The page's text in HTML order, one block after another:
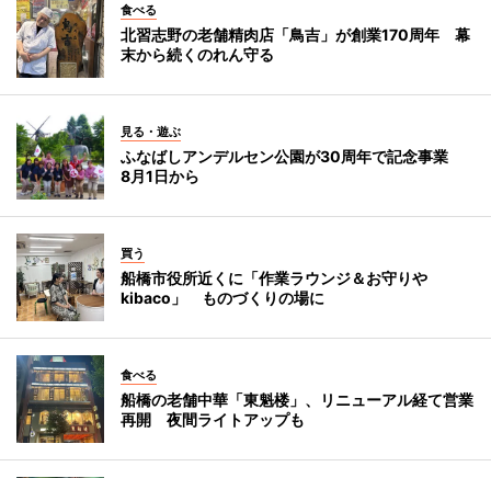
食べる
北習志野の老舗精肉店「鳥吉」が創業170周年 幕
末から続くのれん守る
見る・遊ぶ
ふなばしアンデルセン公園が30周年で記念事業
8月1日から
買う
船橋市役所近くに「作業ラウンジ＆お守りや
kibaco」 ものづくりの場に
食べる
船橋の老舗中華「東魁楼」、リニューアル経て営業
再開 夜間ライトアップも